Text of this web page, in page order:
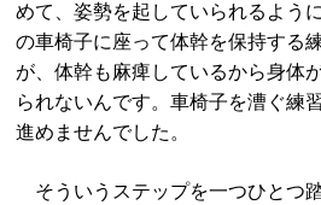
めて、姿勢を起していられるよう
の車椅子に座って体幹を保持する
が、体幹も麻痺しているから身体
られないんです。車椅子を漕ぐ練
進めませんでした。
そういうステップを一つひとつ